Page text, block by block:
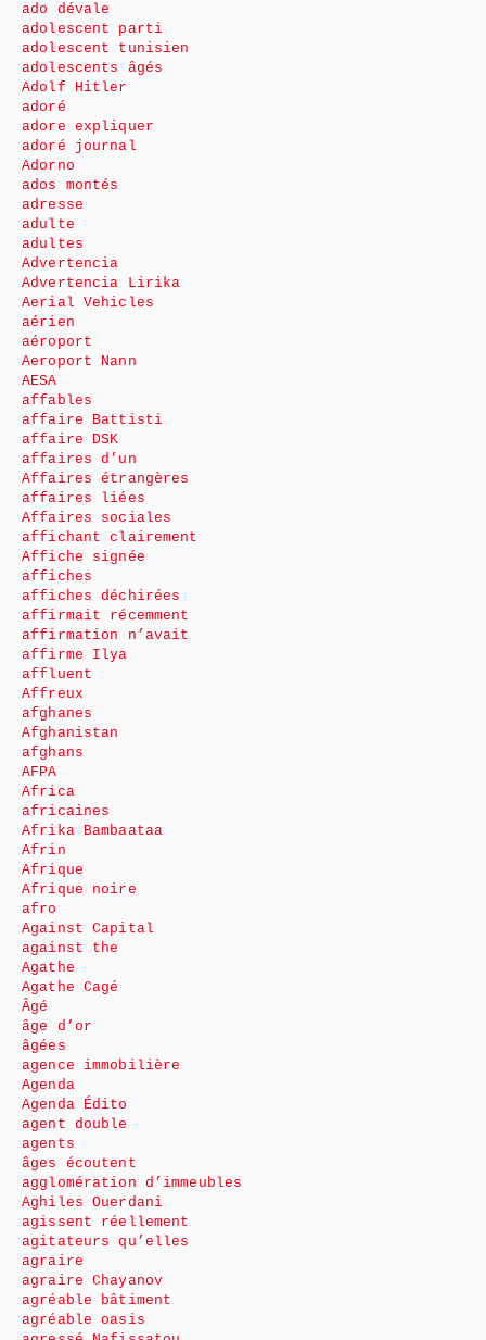
ado dévale
adolescent parti
adolescent tunisien
adolescents âgés
Adolf Hitler
adoré
adore expliquer
adoré journal
Adorno
ados montés
adresse
adulte
adultes
Advertencia
Advertencia Lirika
Aerial Vehicles
aérien
aéroport
Aeroport Nann
AESA
affables
affaire Battisti
affaire DSK
affaires d’un
Affaires étrangères
affaires liées
Affaires sociales
affichant clairement
Affiche signée
affiches
affiches déchirées
affirmait récemment
affirmation n’avait
affirme Ilya
affluent
Affreux
afghanes
Afghanistan
afghans
AFPA
Africa
africaines
Afrika Bambaataa
Afrin
Afrique
Afrique noire
afro
Against Capital
against the
Agathe
Agathe Cagé
Âgé
âge d’or
âgées
agence immobilière
Agenda
Agenda Édito
agent double
agents
âges écoutent
agglomération d’immeubles
Aghiles Ouerdani
agissent réellement
agitateurs qu’elles
agraire
agraire Chayanov
agréable bâtiment
agréable oasis